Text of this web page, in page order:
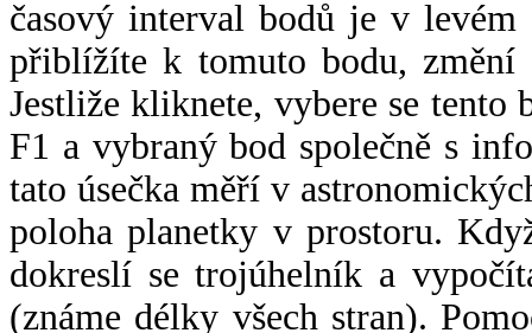
časový interval bodů je v
přiblížíte k tomuto bodu,
Jestliže kliknete, vybere se tento
F1 a vybraný bod společně s
tato úsečka měří v
poloha planetky v prostoru.
dokreslí se trojúhelník a
(známe délky všech stran).